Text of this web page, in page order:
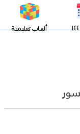
ألعاب تعليمية